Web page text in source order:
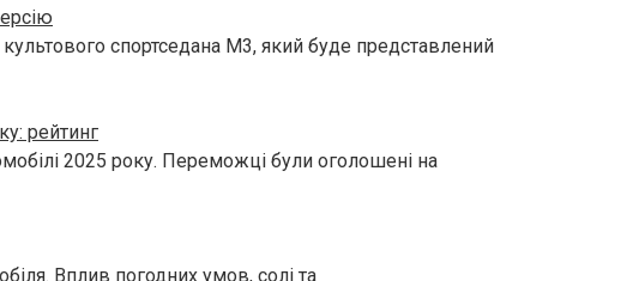
спортседана M3, який буде представлений
рейтинг
2025 року. Переможці були оголошені на
Вплив погодних умов, солі та